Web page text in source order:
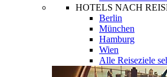
HOTELS NACH
Berlin
München
Hamburg
Wien
Alle Reiseziele